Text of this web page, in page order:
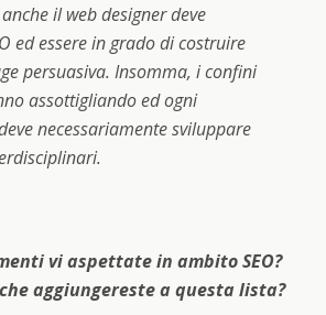
il web designer deve
ed essere in grado di costruire
persuasiva. Insomma, i confini
assottigliando ed ogni
necessariamente sviluppare
vi aspettate in ambito SEO?
che aggiungereste a questa lista?